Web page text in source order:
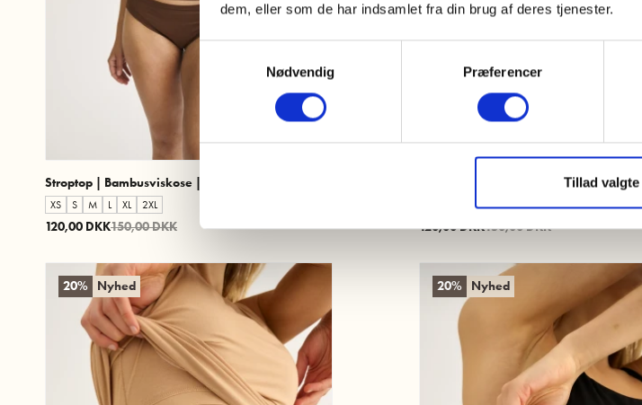
dem, eller som de har indsamlet fra din brug af deres tjenester.
Nødvendig
Præferencer
Tillad valgte
Stroptop | Bambusviskose | Brun
XS S M L XL 2XL
120,00 DKK150,00 DKK
Tanktop | Bambusviskose | Brun
L XL 2XL
120,00 DKK150,00 DKK
20% Nyhed 20% Nyhed